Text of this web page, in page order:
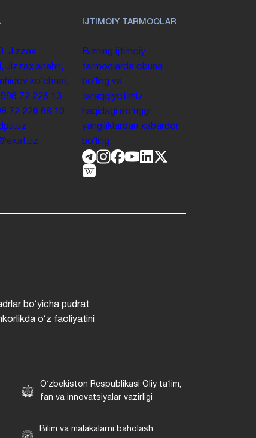
Jizzax
Jizzax shahri,
koʻchasi,
72 226 13
72 226 68 10
IJTIMOIY TARMOQLAR
Bizning ijtimoiy
tarmoqlarda obuna
boʻling va
taraqqiyotimiz
haqidagi soʻnggi
yangiliklardan xabardor
boʻling.
boʻyicha pudrat
oʻz faoliyatini
Oʻzbekiston Respublikasi Oliy taʼlim,
fan va innovatsiyalar vazirligi
Bilim va malakalarni baholash